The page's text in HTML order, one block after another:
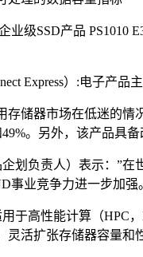
级SSD产品 PS1010
Express）:电子
存储器市场在低迷的
。另外，该产品具
划负责人）表示：”
事业竞争力进一步加强
于高性能计算（HPC
活扩张存储器容量和